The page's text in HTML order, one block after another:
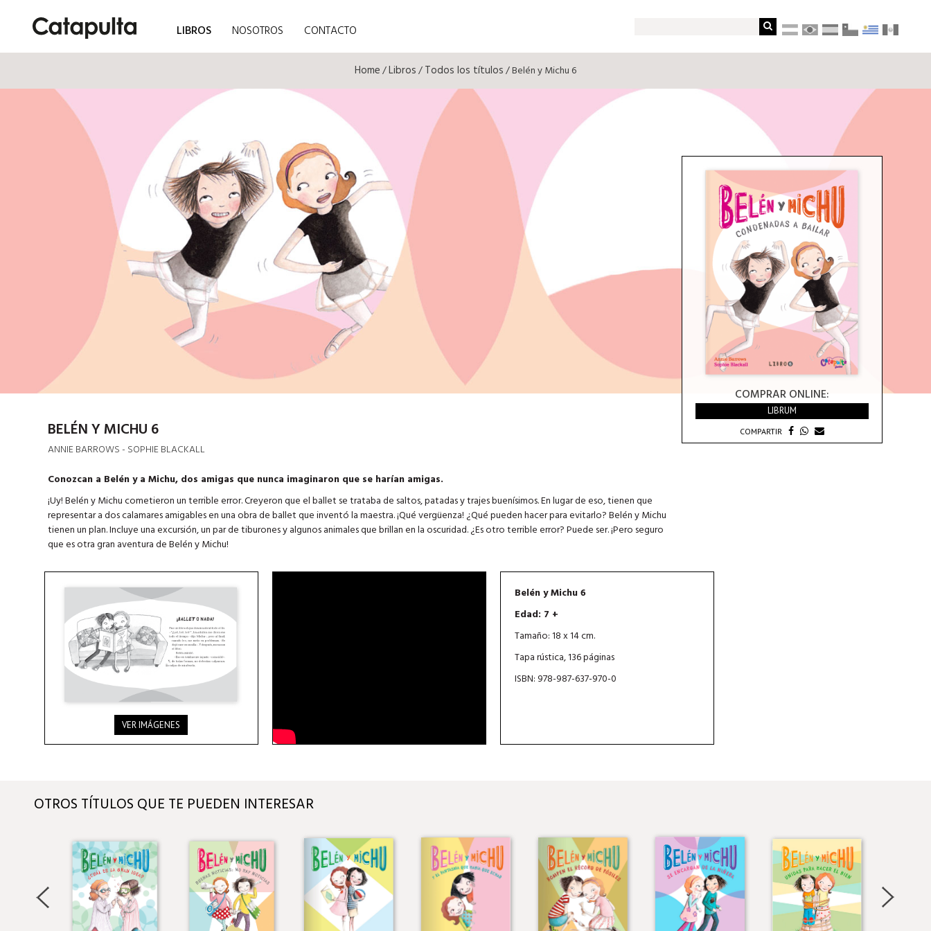
LIBROS NOSOTROS CONTACTO
Home/Libros/Todos los títulos/ Belén y Michu 6
COMPRAR ONLINE:
LIBRUM
COMPARTIR
BELÉN Y MICHU 6
ANNIE BARROWS - SOPHIE BLACKALL
Conozcan a Belén y a Michu, dos amigas que nunca imaginaron que se harían amigas.
¡Uy! Belén y Michu cometieron un terrible error. Creyeron que el ballet se trataba de saltos, patadas y trajes buenísimos. En lugar de eso, tienen que
representar a dos calamares amigables en una obra de ballet que inventó la maestra. ¡Qué vergüenza! ¿Qué pueden hacer para evitarlo? Belén y Michu
tienen un plan. Incluye una excursión, un par de tiburones y algunos animales que brillan en la oscuridad. ¿Es otro terrible error? Puede ser. ¡Pero seguro
que es otra gran aventura de Belén y Michu!
VER IMÁGENES
Belén y Michu 6
Edad: 7 +
Tamaño: 18 x 14 cm.
Tapa rústica, 136 páginas
ISBN: 978-987-637-970-0
OTROS TÍTULOS QUE TE PUEDEN INTERESAR